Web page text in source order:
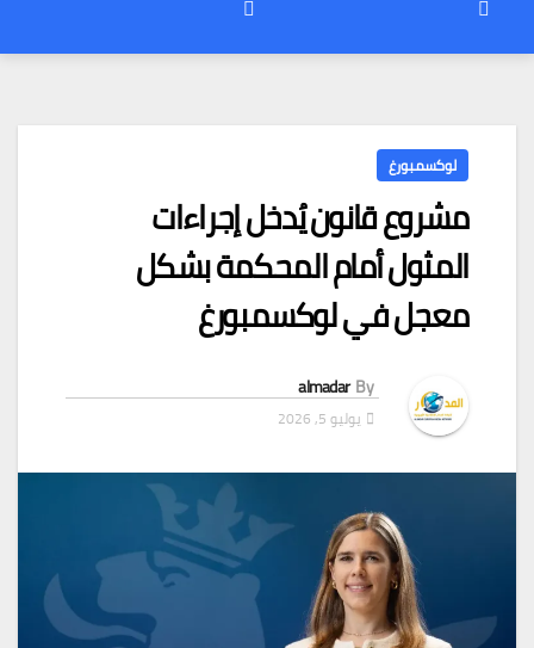
لوكسمبورغ
مشروع قانون يُدخل إجراءات
المثول أمام المحكمة بشكل
معجل في لوكسمبورغ
By
almadar
يوليو 5, 2026